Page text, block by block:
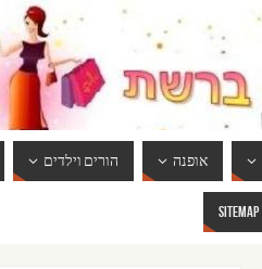
אופנה הורים וילדים
SITEMAP